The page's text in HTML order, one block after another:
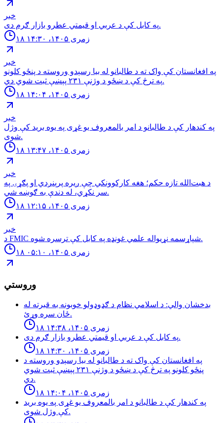
خبر
په كابل كې د عربي او قيمتي عطرو بازار ګرم دى.
۱۸ زمری ۱۴۰۵، ۱۴:۳۰
خبر
په افغانستان کې واک ته د طالبانو له بیا رسېدو وروسته د پنځو کلونو
په ترڅ کې د ښځو د وژنې ۲۳۱ پېښې ثبت شوي دي.
۱۸ زمری ۱۴۰۵، ۱۴:۰۴
خبر
په کندهار کې د طالبانو د امر بالمعروف یو غړی په یوه برید کې وژل
شوی.
۱۸ زمری ۱۴۰۵، ۱۳:۴۷
خبر
د هبت‌الله تازه حکم؛ هغه کارکوونکي چې ږیره پرېنږدي او پګړۍ په
سر نکړي، له دندې به ګوښه شي.
۱۸ زمری ۱۴۰۵، ۱۲:۱۵
خبر
د FMIC شپاړسمه نړیواله علمي غونډه په کابل کې ترسره شوه.
۱۸ زمری ۱۴۰۵، ۰۵:۱۰
وروستي
بدخشان والي: د اسلامي نظام د ګډوډولو خوبونه به قبرته له
ځان سره وړئ.
۱۸ زمری ۱۴۰۵، ۱۴:۳۸
په كابل كې د عربي او قيمتي عطرو بازار ګرم دى.
۱۸ زمری ۱۴۰۵، ۱۴:۳۰
په افغانستان کې واک ته د طالبانو له بیا رسېدو وروسته د
پنځو کلونو په ترڅ کې د ښځو د وژنې ۲۳۱ پېښې ثبت شوي
دي.
۱۸ زمری ۱۴۰۵، ۱۴:۰۴
په کندهار کې د طالبانو د امر بالمعروف یو غړی په یوه برید
کې وژل شوی.